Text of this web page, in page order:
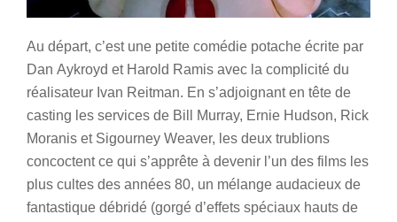
Au départ, c’est une petite comédie potache écrite par
Dan Aykroyd et Harold Ramis avec la complicité du
réalisateur Ivan Reitman. En s’adjoignant en tête de
casting les services de Bill Murray, Ernie Hudson, Rick
Moranis et Sigourney Weaver, les deux trublions
concoctent ce qui s’apprête à devenir l’un des films les
plus cultes des années 80, un mélange audacieux de
fantastique débridé (gorgé d’effets spéciaux hauts de